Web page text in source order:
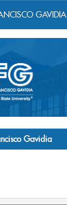
GAVIDIA
Gavidia